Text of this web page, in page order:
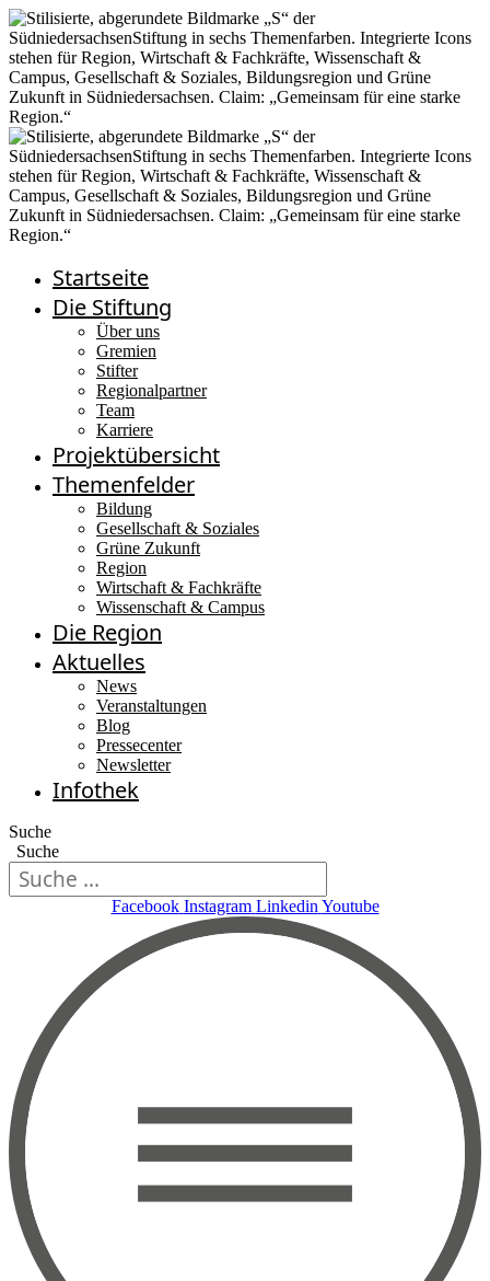
Startseite
Die Stiftung
Über uns
Gremien
Stifter
Regionalpartner
Team
Karriere
Projektübersicht
Themenfelder
Bildung
Gesellschaft & Soziales
Grüne Zukunft
Region
Wirtschaft & Fachkräfte
Wissenschaft & Campus
Die Region
Aktuelles
News
Veranstaltungen
Blog
Pressecenter
Newsletter
Infothek
Suche
Suche
Facebook Instagram Linkedin Youtube